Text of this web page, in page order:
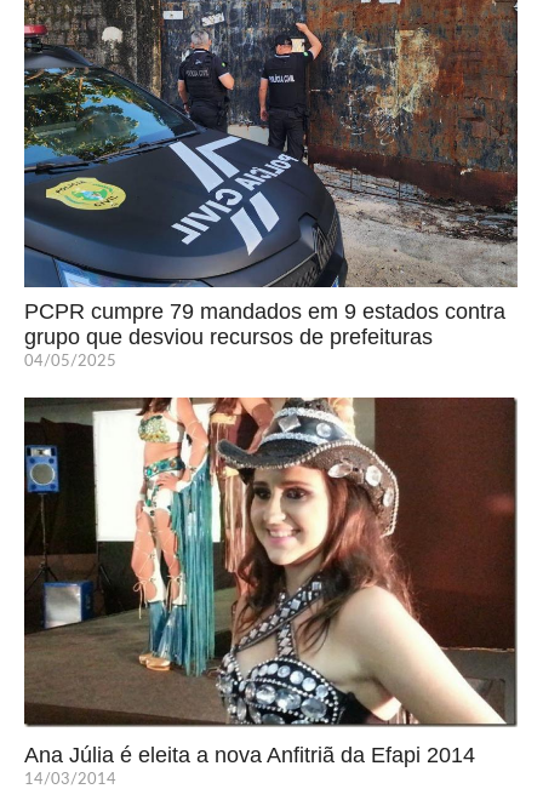
PCPR cumpre 79 mandados em 9 estados contra
grupo que desviou recursos de prefeituras
04/05/2025
Ana Júlia é eleita a nova Anfitriã da Efapi 2014
14/03/2014